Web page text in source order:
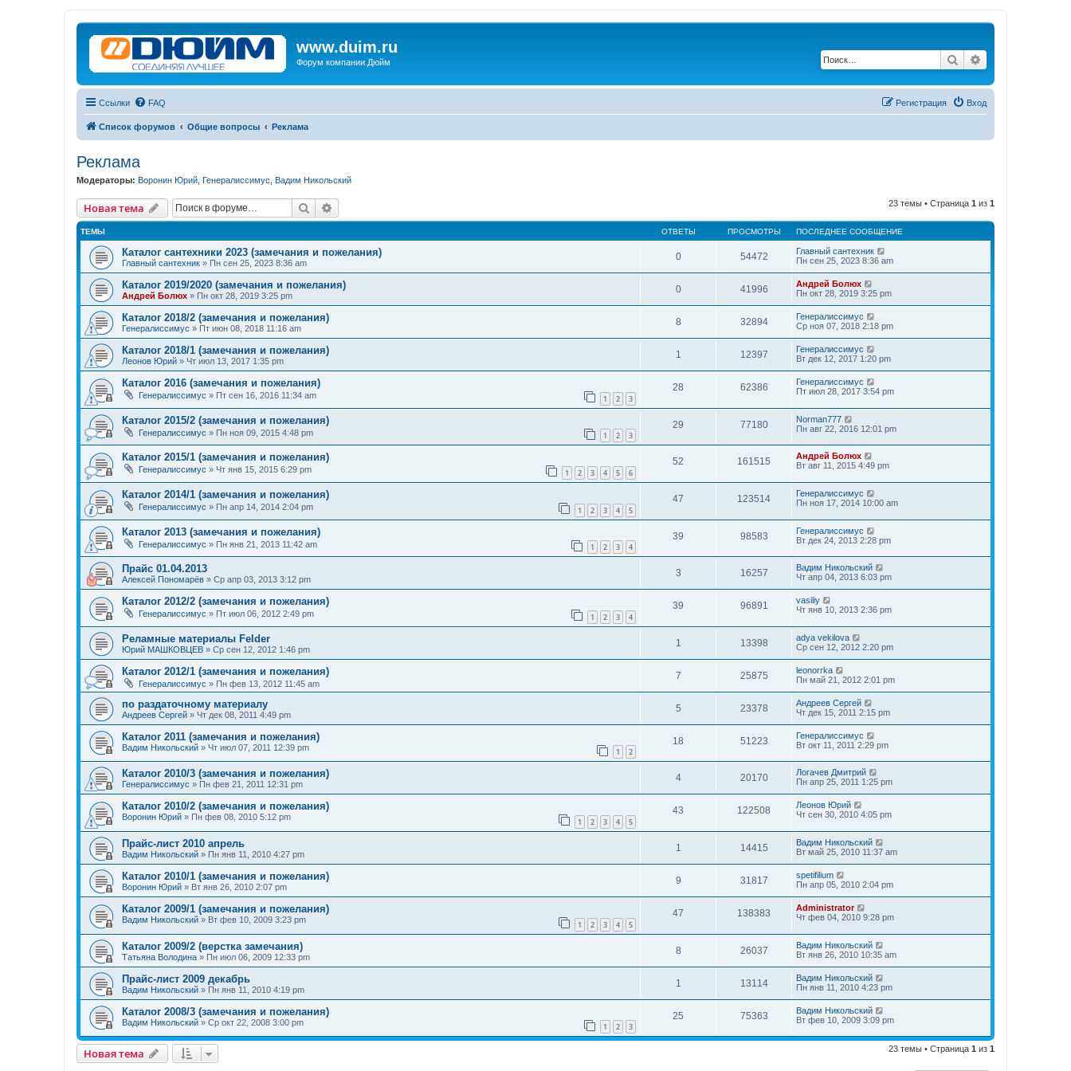
www.duim.ru
Форум компании Дюйм Поиск
Ссылки FAQ Вход
Регистрация
Список форумов Общие вопросы Реклама
Реклама
Модераторы: Воронин Юрий Генералиссимус Вадим Никольский
Новая тема Поиск 23 темы • Страница 1 из 1
ТЕМЫ ОТВЕТЫ ПРОСМОТРЫ ПОСЛЕДНЕЕ СООБЩЕНИЕ
Каталог сантехники 2023 (замечания и пожелания)
Главный сантехник » Пн сен 25, 2023 8:36 am
0 54472
Главный сантехник
Пн сен 25, 2023 8:36 am
Каталог 2019/2020 (замечания и пожелания)
Андрей Болюх » Пн окт 28, 2019 3:25 pm
0 41996
Андрей Болюх
Пн окт 28, 2019 3:25 pm
Каталог 2018/2 (замечания и пожелания)
Генералиссимус » Пт июн 08, 2018 11:16 am
8 32894
Генералиссимус
Ср ноя 07, 2018 2:18 pm
Каталог 2018/1 (замечания и пожелания)
Леонов Юрий » Чт июл 13, 2017 1:35 pm
1 12397
Генералиссимус
Вт дек 12, 2017 1:20 pm
Каталог 2016 (замечания и пожелания)
Генералиссимус » Пт сен 16, 2016 11:34 am 1 2 3
28 62386
Генералиссимус
Пт июл 28, 2017 3:54 pm
Каталог 2015/2 (замечания и пожелания)
Генералиссимус » Пн ноя 09, 2015 4:48 pm 1 2 3
29 77180
Norman777
Пн авг 22, 2016 12:01 pm
Каталог 2015/1 (замечания и пожелания)
Генералиссимус » Чт янв 15, 2015 6:29 pm 1 2 3 4 5 6
52 161515
Андрей Болюх
Вт авг 11, 2015 4:49 pm
Каталог 2014/1 (замечания и пожелания)
Генералиссимус » Пн апр 14, 2014 2:04 pm 1 2 3 4 5
47 123514
Генералиссимус
Пн ноя 17, 2014 10:00 am
Каталог 2013 (замечания и пожелания)
Генералиссимус » Пн янв 21, 2013 11:42 am 1 2 3 4
39 98583
Генералиссимус
Вт дек 24, 2013 2:28 pm
Прайс 01.04.2013
Алексей Пономарёв » Ср апр 03, 2013 3:12 pm
3 16257
Вадим Никольский
Чт апр 04, 2013 6:03 pm
Каталог 2012/2 (замечания и пожелания)
Генералиссимус » Пт июл 06, 2012 2:49 pm 1 2 3 4
39 96891
vasiliy
Чт янв 10, 2013 2:36 pm
Реламные материалы Felder
Юрий МАШКОВЦЕВ » Ср сен 12, 2012 1:46 pm
1 13398
adya vekilova
Ср сен 12, 2012 2:20 pm
Каталог 2012/1 (замечания и пожелания)
Генералиссимус » Пн фев 13, 2012 11:45 am
7 25875
leonorrka
Пн май 21, 2012 2:01 pm
по раздаточному материалу
Андреев Сергей » Чт дек 08, 2011 4:49 pm
5 23378
Андреев Сергей
Чт дек 15, 2011 2:15 pm
Каталог 2011 (замечания и пожелания)
Вадим Никольский » Чт июл 07, 2011 12:39 pm 1 2
18 51223
Генералиссимус
Вт окт 11, 2011 2:29 pm
Каталог 2010/3 (замечания и пожелания)
Генералиссимус » Пн фев 21, 2011 12:31 pm
4 20170
Логачев Дмитрий
Пн апр 25, 2011 1:25 pm
Каталог 2010/2 (замечания и пожелания)
Воронин Юрий » Пн фев 08, 2010 5:12 pm 1 2 3 4 5
43 122508
Леонов Юрий
Чт сен 30, 2010 4:05 pm
Прайс-лист 2010 апрель
Вадим Никольский » Пн янв 11, 2010 4:27 pm
1 14415
Вадим Никольский
Вт май 25, 2010 11:37 am
Каталог 2010/1 (замечания и пожелания)
Воронин Юрий » Вт янв 26, 2010 2:07 pm
9 31817
spetifilium
Пн апр 05, 2010 2:04 pm
Каталог 2009/1 (замечания и пожелания)
Вадим Никольский » Вт фев 10, 2009 3:23 pm 1 2 3 4 5
47 138383
Administrator
Чт фев 04, 2010 9:28 pm
Каталог 2009/2 (верстка замечания)
Татьяна Володина » Пн июл 06, 2009 12:33 pm
8 26037
Вадим Никольский
Вт янв 26, 2010 10:35 am
Прайс-лист 2009 декабрь
Вадим Никольский » Пн янв 11, 2010 4:19 pm
1 13114
Вадим Никольский
Пн янв 11, 2010 4:23 pm
Каталог 2008/3 (замечания и пожелания)
Вадим Никольский » Ср окт 22, 2008 3:00 pm 1 2 3
25 75363
Вадим Никольский
Вт фев 10, 2009 3:09 pm
Новая тема 23 темы • Страница 1 из 1